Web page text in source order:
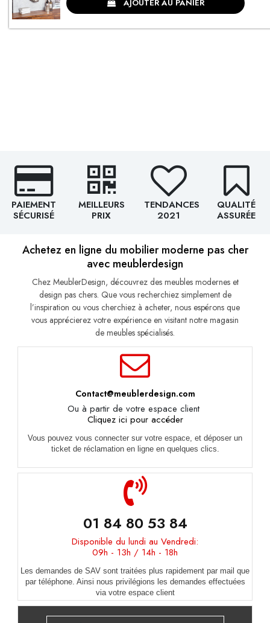
AJOUTER AU PANIER
PAIEMENT
SÉCURISÉ
MEILLEURS
PRIX
TENDANCES
2021
QUALITÉ
ASSURÉE
Achetez en ligne du mobilier moderne pas cher
avec meublerdesign
Chez MeublerDesign, découvrez des meubles modernes et
design pas chers. Que vous recherchiez simplement de
l’inspiration ou vous cherchiez à acheter, nous espérons que
vous apprécierez votre expérience en visitant notre magasin
de meubles spécialisés.
Contact@meublerdesign.com
Ou à partir de votre espace client
Cliquez ici pour accéder
Vous pouvez vous connecter sur votre espace, et déposer un
ticket de réclamation en ligne en quelques clics.
01 84 80 53 84
Disponible du lundi au Vendredi:
09h - 13h / 14h - 18h
Les demandes de SAV sont traitées plus rapidement par mail que
par téléphone. Ainsi nous privilégions les demandes effectuées
via votre espace client